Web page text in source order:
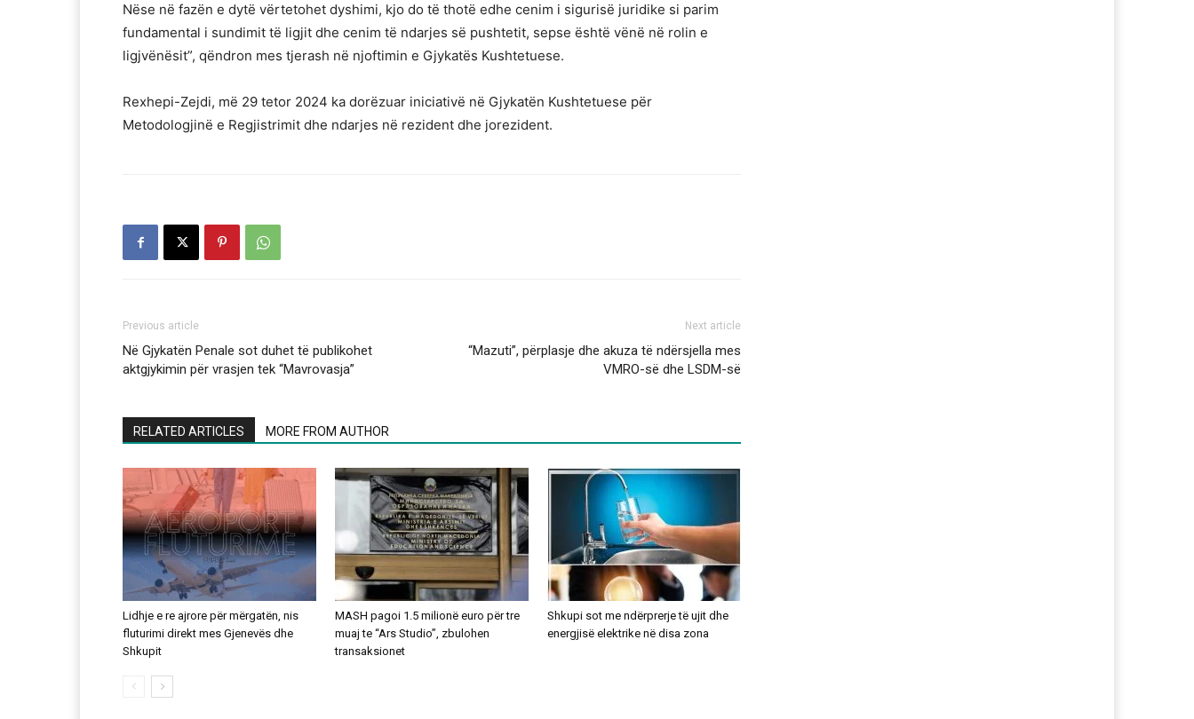
Nëse në fazën e dytë vërtetohet dyshimi, kjo do të thotë edhe cenim i sigurisë juridike si parim
fundamental i sundimit të ligjit dhe cenim të ndarjes së pushtetit, sepse është vënë në rolin e
ligjvënësit”, qëndron mes tjerash në njoftimin e Gjykatës Kushtetuese.
Rexhepi-Zejdi, më 29 tetor 2024 ka dorëzuar iniciativë në Gjykatën Kushtetuese për
Metodologjinë e Regjistrimit dhe ndarjes në rezident dhe jorezident.
Previous article
Në Gjykatën Penale sot duhet të publikohet
aktgjykimin për vrasjen tek “Mavrovasja”
Next article
“Mazuti”, përplasje dhe akuza të ndërsjella mes
VMRO-së dhe LSDM-së
RELATED ARTICLES MORE FROM AUTHOR
Lidhje e re ajrore për mërgatën, nis
fluturimi direkt mes Gjenevës dhe
Shkupit
MASH pagoi 1.5 milionë euro për tre
muaj te “Ars Studio”, zbulohen
transaksionet
Shkupi sot me ndërprerje të ujit dhe
energjisë elektrike në disa zona